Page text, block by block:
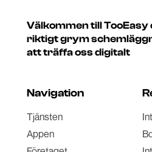
Välkommen till TooEasy
riktigt grym
att träffa oss digitalt
Navigation
Tjänsten
Appen